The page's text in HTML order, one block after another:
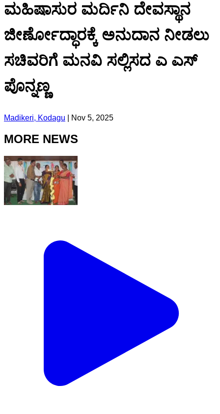
ಮಹಿಷಾಸುರ ಮರ್ದಿನಿ ದೇವಸ್ಥಾನ
ಜೀರ್ಣೋದ್ಧಾರಕ್ಕೆ ಅನುದಾನ ನೀಡಲು
ಸಚಿವರಿಗೆ ಮನವಿ ಸಲ್ಲಿಸದ ಎ ಎಸ್
ಪೊನ್ನಣ್ಣ
Madikeri, Kodagu Nov 5, 2025
MORE NEWS